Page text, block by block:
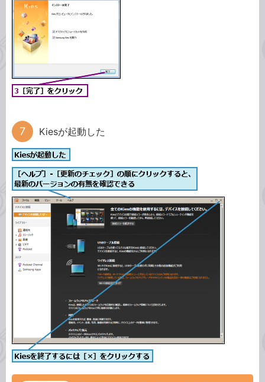
Kiesが起動した